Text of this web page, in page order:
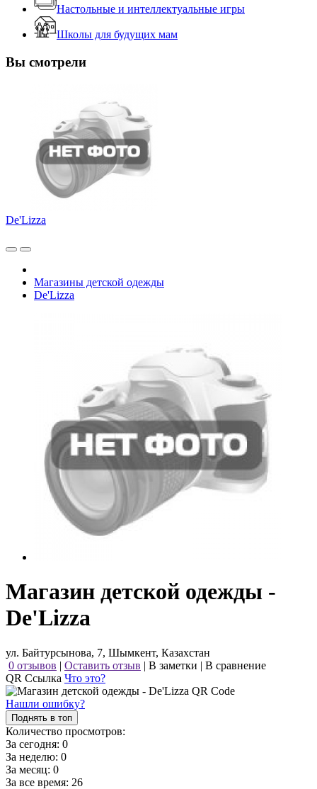
Настольные и интеллектуальные игры
Школы для будущих мам
Вы смотрели
De'Lizza
Магазины детской одежды
De'Lizza
Магазин детской одежды -
De'Lizza
ул. Байтурсынова, 7, Шымкент, Казахстан
0 отзывов | Оставить отзыв | В заметки | В сравнение
QR Ссылка Что это?
Нашли ошибку?
Поднять в топ
Количество просмотров:
За сегодня: 0
За неделю: 0
За месяц: 0
За все время: 26